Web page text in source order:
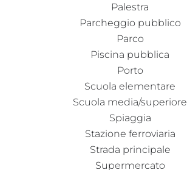
Palestra
Parcheggio pubblico
Parco
Piscina pubblica
Porto
Scuola elementare
Scuola media/superiore
Spiaggia
Stazione ferroviaria
Strada principale
Supermercato